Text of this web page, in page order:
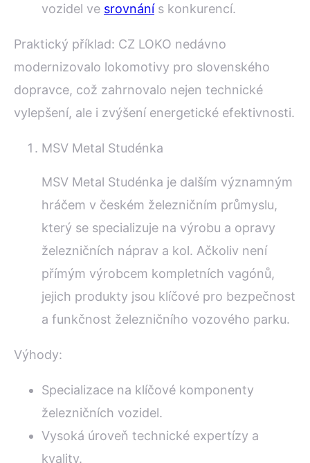
vozidel ve srovnánís konkurencí.
Praktický příklad: CZ LOKO nedávno
modernizovalo lokomotivy pro slovenského
dopravce, což zahrnovalo nejen technické
vylepšení, ale i zvýšení energetické efektivnosti.
MSV Metal Studénka
MSV Metal Studénka je dalším významným
hráčem v českém železničním průmyslu,
který se specializuje na výrobu a opravy
železničních náprav a kol. Ačkoliv není
přímým výrobcem kompletních vagónů,
jejich produkty jsou klíčové pro bezpečnost
a funkčnost železničního vozového parku.
Výhody:
Specializace na klíčové komponenty
železničních vozidel.
Vysoká úroveň technické expertízy a
kvality.